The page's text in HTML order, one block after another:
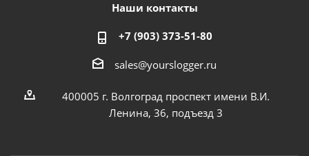
Наши контакты
+7 (903) 373-51-80
sales@yourslogger.ru
400005 г. Волгоград проспект имени В.И.
Ленина, 36, подъезд 3